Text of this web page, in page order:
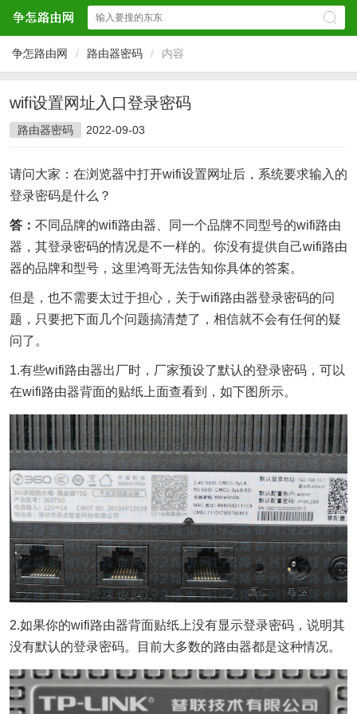
争怎路由网 / 路由器密码 / 内容
wifi设置网址入口登录密码
路由器密码 2022-09-03
请问大家：在浏览器中打开wifi设置网址后，系统要求输入的
登录密码是什么？
答： 不同品牌的wifi路由器、同一个品牌不同型号的wifi路由
器，其登录密码的情况是不一样的。你没有提供自己wifi路由
器的品牌和型号，这里鸿哥无法告知你具体的答案。
但是，也不需要太过于担心，关于wifi路由器登录密码的问
题，只要把下面几个问题搞清楚了，相信就不会有任何的疑
问了。
1.有些wifi路由器出厂时，厂家预设了默认的登录密码，可以
在wifi路由器背面的贴纸上面查看到，如下图所示。
2.如果你的wifi路由器背面贴纸上没有显示登录密码，说明其
没有默认的登录密码。目前大多数的路由器都是这种情况。